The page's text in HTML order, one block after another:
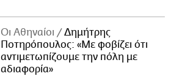
Οι Αθηναίοι
Δημήτρης
Ποτηρόπουλος: «Με φοβίζει ότι
αντιμετωπίζουμε την πόλη με
αδιαφορία»